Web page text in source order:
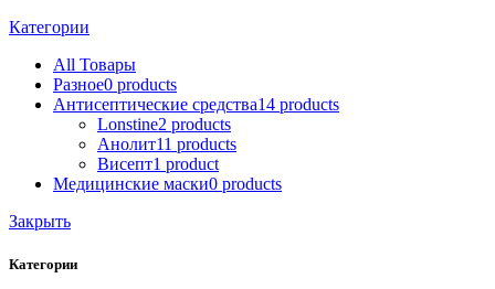
Категории
All Товары
Разное0 products
Антисептические средства14 products
Lonstine2 products
Анолит11 products
Висепт1 product
Медицинские маски0 products
Закрыть
Категории